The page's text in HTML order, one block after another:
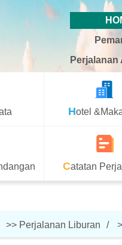
Perjalanan
Hotel
Catatan
>> Perjalanan Liburan